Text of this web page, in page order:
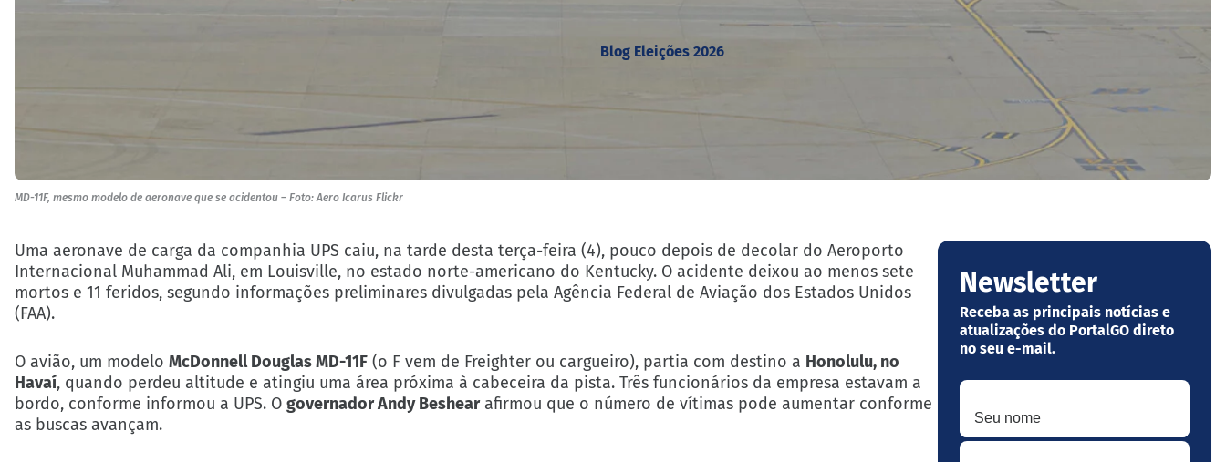
Blog Eleições 2026
MD-11F, mesmo modelo de aeronave que se acidentou – Foto: Aero Icarus Flickr
Uma aeronave de carga da companhia UPS caiu, na tarde desta terça-feira (4), pouco depois de decolar do Aeroporto
Internacional Muhammad Ali, em Louisville, no estado norte-americano do Kentucky. O acidente deixou ao menos sete
mortos e 11 feridos, segundo informações preliminares divulgadas pela Agência Federal de Aviação dos Estados Unidos
(FAA).
O avião, um modelo McDonnell Douglas MD-11F (o F vem de Freighter ou cargueiro), partia com destino a Honolulu, no
Havaí, quando perdeu altitude e atingiu uma área próxima à cabeceira da pista. Três funcionários da empresa estavam a
bordo, conforme informou a UPS. O governador Andy Beshearafirmou que o número de vítimas pode aumentar conforme
as buscas avançam.
Newsletter
Receba as principais notícias e
atualizações do PortalGO direto
no seu e-mail.
Seu nome
Seu melhor e-mail